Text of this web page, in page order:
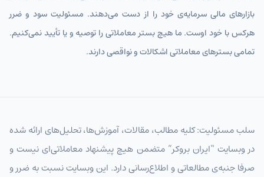
بازارهای مالی سرمایه‌ی خود را از دست می‌دهند. مسئولیت سود و ضرر
هرکس با خود اوست. ما هیچ بستر معاملاتی را توصیه و یا تأیید نمی‌کنیم.
تمامی بسترهای معاملاتی اشکالات و نواقصی دارند.
سلب مسئولیت: کلیه مطالب، مقالات، آموزش‌ها، تحلیل‌های ارائه شده
در وبسایت “ایران بروکر” متضمن هیچ پیشنهاد معاملاتی‌ای نیست و
صرفا جنبه‌ی مطالعاتی و اطلاع‌رسانی دارد. این وبسایت نسبت به ضرر و